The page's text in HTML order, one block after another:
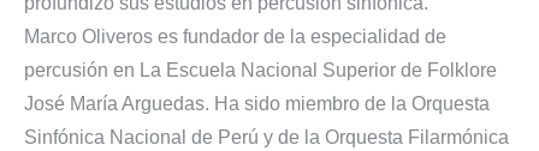
Marco Oliveros es fundador de la especialidad de
percusión en La Escuela Nacional Superior de Folklore
José María Arguedas. Ha sido miembro de la Orquesta
Sinfónica Nacional de Perú y de la Orquesta Filarmónica